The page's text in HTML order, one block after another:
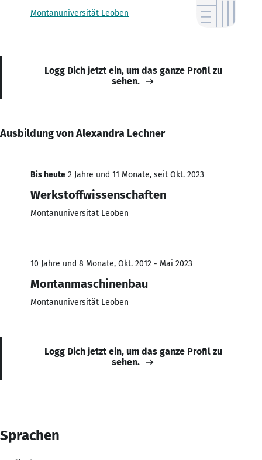
Montanuniversität Leoben
Logg Dich jetzt ein, um das ganze Profil zu
sehen.
Ausbildung von Alexandra Lechner
Bis heute 2 Jahre und 11 Monate, seit Okt. 2023
Werkstoffwissenschaften
Montanuniversität Leoben
10 Jahre und 8 Monate, Okt. 2012 - Mai 2023
Montanmaschinenbau
Montanuniversität Leoben
Logg Dich jetzt ein, um das ganze Profil zu
sehen.
Sprachen